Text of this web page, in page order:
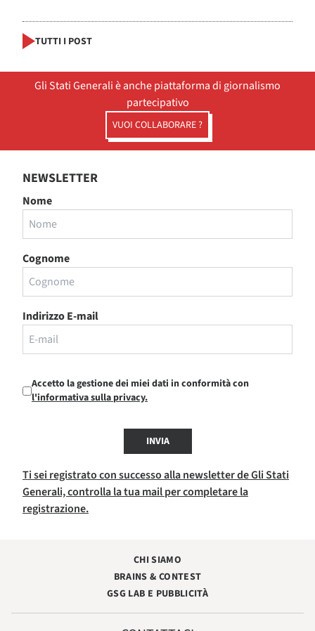
TUTTI I POST
Gli Stati Generali è anche piattaforma di giornalismo
partecipativo
VUOI COLLABORARE ?
NEWSLETTER
Nome
Cognome
Indirizzo E-mail
Accetto la gestione dei miei dati in conformità con
l'informativa sulla privacy.
INVIA
Ti sei registrato con successo alla newsletter de Gli Stati
Generali, controlla la tua mail per completare la
registrazione.
CHI SIAMO
BRAINS & CONTEST
GSG LAB E PUBBLICITÀ